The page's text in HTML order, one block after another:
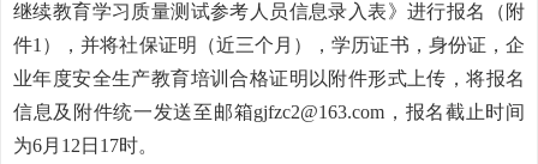
继续教育学习质量测试参考人员信息录入表》进行报名（附
件1 ），并将社保证明（近三个月），学历证书，身份证，企
业年度安全生产教育培训合格证明以附件形式上传，将报名
信息及附件统一发送至邮箱gjfzc2@163.com ，报名截止时间
为6月12日17时。